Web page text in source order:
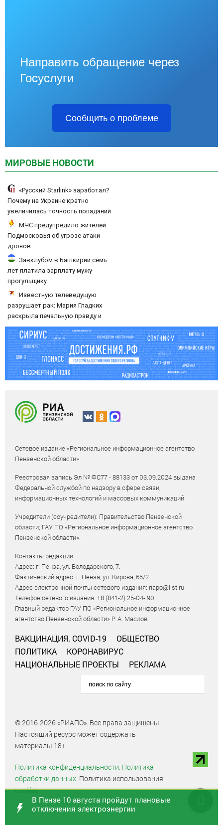
Направить обращение через
Госуслуги
Сообщить о проблеме
МИРОВЫЕ НОВОСТИ
«Русский Starlink» заработал?
Почему на Украине кратно
увеличилась точность попаданий
по объектам ВСУ
МЧС предупредило жителей
Подмосковья об угрозе атаки
дронов
Завклубом в Башкирии семь
лет платила зарплату мужу-
прогульщику
Известную телеведущую
разрушает рак: Мария Гладких
раскрыла печальную правду и
попросила о помощи
Сетевое издание «Региональное информационное агентство
Пензенской области»
Реестровая запись Эл № ФС77 - 88133 от 03.09.2024 выдана
Федеральной службой по надзору в сфере связи,
информационных технологий и массовых коммуникаций.
Учредители (соучредители): Правительство Пензенской
области; ГАУ ПО «Региональное информационное агентство
Пензенской области».
Контакты редакции:
Адрес: г. Пенза, ул. Володарского, 7.
Фактический адрес: г. Пенза, ул. Кирова, 65/2.
Адрес электронной почты сетевого издания: riapo@list.ru
Телефон сетевого издания: +8 (841-2) 25-04- 90.
Главный редактор ГАУ ПО «Региональное информационное
агентство Пензенской области» Р. А. Маслов.
ВАКЦИНАЦИЯ. COVID-19
ОБЩЕСТВО
ПОЛИТИКА
КОРОНАВИРУС
НАЦИОНАЛЬНЫЕ ПРОЕКТЫ
РЕКЛАМА
© 2016-2026 «РИАПО». Все права защищены.
Настоящий ресурс может содержать
материалы 18+
Политика конфиденциальности. Политика
обработки данных. Политика использования
cookies
В Пензе 10 августа пройдут плановые
отключения электроэнергии